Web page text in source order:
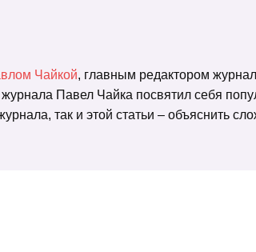
Чайкой, главным редактором
Павел Чайка посвятил себя
так и этой статьи – объяснить